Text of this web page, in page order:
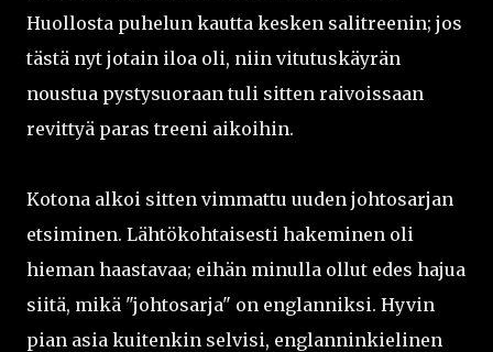
Huollosta puhelun kautta kesken salitreenin; jos
tästä nyt jotain iloa oli, niin vitutuskäyrän
noustua pystysuoraan tuli sitten raivoissaan
revittyä paras treeni aikoihin.
Kotona alkoi sitten vimmattu uuden johtosarjan
etsiminen. Lähtökohtaisesti hakeminen oli
hieman haastavaa; eihän minulla ollut edes hajua
siitä, mikä "johtosarja" on englanniksi. Hyvin
pian asia kuitenkin selvisi, englanninkielinen